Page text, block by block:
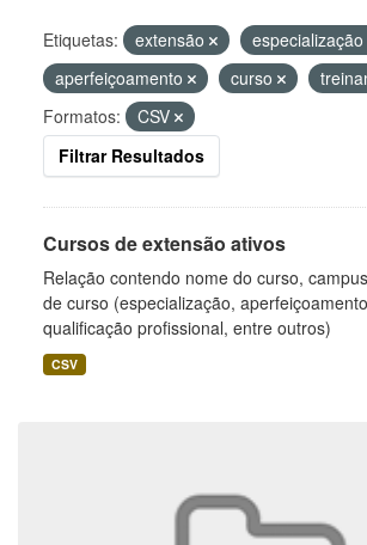
Etiquetas: extensão
especialização
aperfeiçoamento
curso
Formatos:
CSV
Filtrar Resultados
Cursos de extensão ativos
Relação contendo nome do curso,
de curso (especialização,
qualificação profissional, entre outros)
CSV